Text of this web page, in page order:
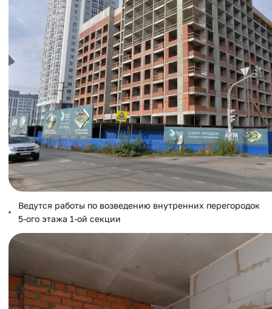
Ведутся работы по возведению внутренних перегородок
5-ого этажа 1-ой секции